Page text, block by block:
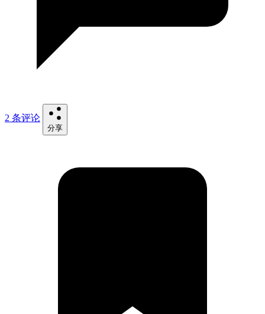
2 条评论
分享